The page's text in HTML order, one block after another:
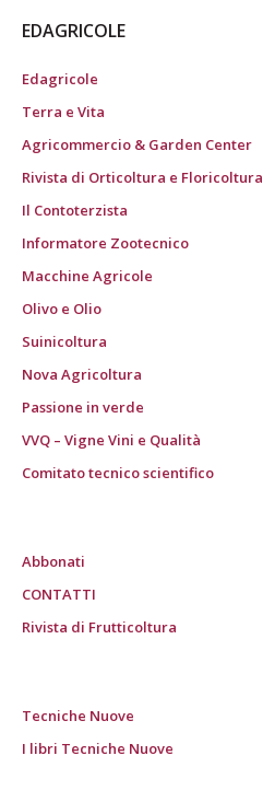
EDAGRICOLE
Edagricole
Terra e Vita
Agricommercio & Garden Center
Rivista di Orticoltura e Floricoltura
Il Contoterzista
Informatore Zootecnico
Macchine Agricole
Olivo e Olio
Suinicoltura
Nova Agricoltura
Passione in verde
VVQ – Vigne Vini e Qualità
Comitato tecnico scientifico
Abbonati
CONTATTI
Rivista di Frutticoltura
Tecniche Nuove
I libri Tecniche Nuove